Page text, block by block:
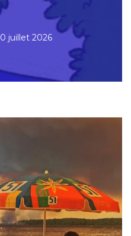
juillet 2026